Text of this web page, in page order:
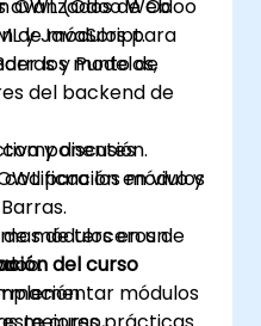
OWL (Odoo Web
de módulos para
y Punto de
avanzados de Odoo
y JavaScript.
los modelos,
del backend de
para los módulos
de terceros de
módulos
y discusión.
en vivo y
módulos en un
del curso